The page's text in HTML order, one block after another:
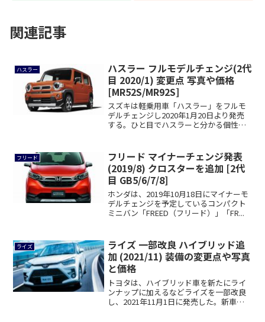
関連記事
ハスラー
ハスラー フルモデルチェンジ(2代
目 2020/1) 変更点 写真や価格
[MR52S/MR92S]
スズキは軽乗用車「ハスラー」をフルモ
デルチェンジし2020年1月20日より発売
する。ひと目でハスラーと分かる個性的
フリード
フリード マイナーチェンジ発表
(2019/8) クロスターを追加 [2代
目 GB5/6/7/8]
ホンダは、2019年10月18日にマイナーモ
デルチェンジを予定しているコンパクト
ミニバン「FREED（フリード）」「FR...
ライズ
ライズ 一部改良 ハイブリッド追
加 (2021/11) 装備の変更点や写真
と価格
トヨタは、ハイブリッド車を新たにライ
ンナップに加えるなどライズを一部改良
し、2021年11月1日に発売した。新車購